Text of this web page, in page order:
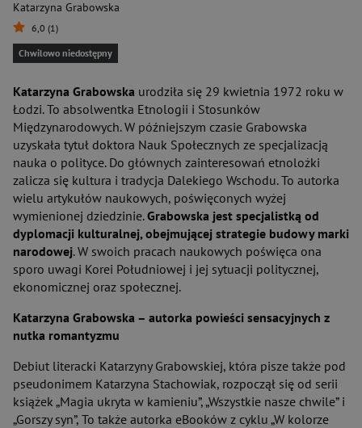
Katarzyna Grabowska
6,0 (1)
Chwilowo niedostępny
Katarzyna Grabowska urodziła się 29 kwietnia 1972 roku w
Łodzi. To absolwentka Etnologii i Stosunków
Międzynarodowych. W późniejszym czasie Grabowska
uzyskała tytuł doktora Nauk Społecznych ze specjalizacją
nauka o polityce. Do głównych zainteresowań etnolożki
zalicza się kultura i tradycja Dalekiego Wschodu. To autorka
wielu artykułów naukowych, poświęconych wyżej
wymienionej dziedzinie.Grabowska jest specjalistką od
dyplomacji kulturalnej, obejmującej strategie budowy marki
narodowej. W swoich pracach naukowych poświęca ona
sporo uwagi Korei Południowej i jej sytuacji politycznej,
ekonomicznej oraz społecznej.
Katarzyna Grabowska – autorka powieści sensacyjnych z
nutka romantyzmu
Debiut literacki Katarzyny Grabowskiej, która pisze także pod
pseudonimem Katarzyna Stachowiak, rozpoczął się od serii
książek „Magia ukryta w kamieniu”, „Wszystkie nasze chwile” i
„Gorszy syn”, To także autorka eBooków z cyklu „W kolorze